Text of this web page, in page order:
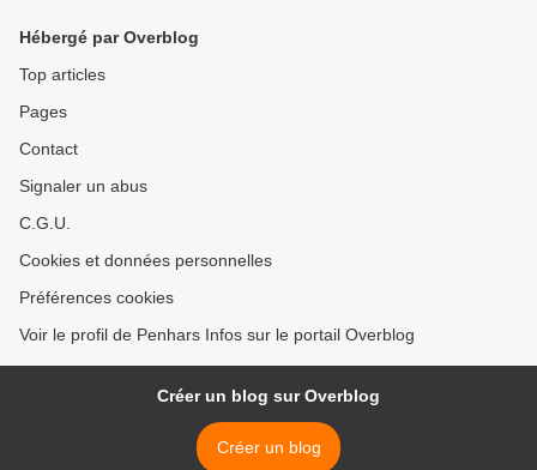
Hébergé par Overblog
Top articles
Pages
Contact
Signaler un abus
C.G.U.
Cookies et données personnelles
Préférences cookies
Voir le profil de Penhars Infos sur le portail Overblog
Créer un blog sur Overblog
Créer un blog